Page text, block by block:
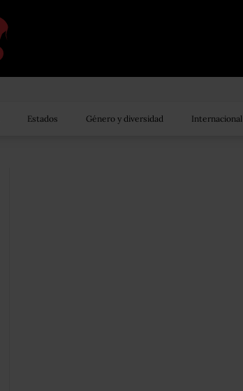
Estados Género y diversidad Internacional